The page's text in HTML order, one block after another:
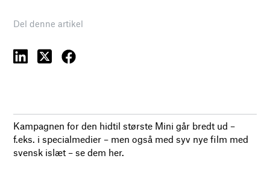
Del denne artikel
Kampagnen for den hidtil største Mini går bredt ud –
f.eks. i specialmedier – men også med syv nye film med
svensk islæt – se dem her.